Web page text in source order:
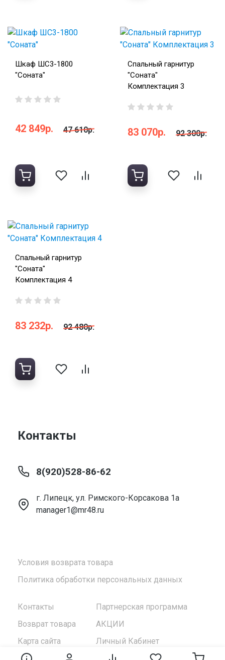
Шкаф ШС3-1800
"Соната"
42 849р. 47 610р.
Спальный гарнитур
"Соната"
Комплектация 3
83 070р. 92 300р.
Спальный гарнитур
"Соната"
Комплектация 4
83 232р. 92 480р.
Условия возврата товара
Политика обработки персональных данных
Контакты
Возврат товара
Карта сайта
Партнерская программа
АКЦИИ
Личный Кабинет
Контакты
8(920)528-86-62
г. Липецк, ул. Римского-Корсакова 1а
manager1@mr48.ru